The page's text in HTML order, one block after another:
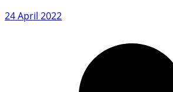
24 April 2022